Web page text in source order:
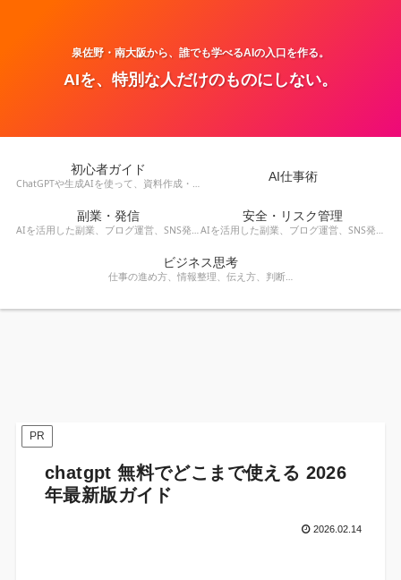
泉佐野・南大阪から、誰でも学べるAIの入口を作る。
AIを、特別な人だけのものにしない。
初心者ガイド
ChatGPTや生成AIを使って、資料作成・メール・会議・業務改善を効率化する方法を紹介します。 AI仕事術
副業・発信
AIを活用した副業、ブログ運営、SNS発信、収益化のアイデアを発信します。
安全・リスク管理
AIを活用した副業、ブログ運営、SNS発信、コンテンツ作成、収益化の方法を紹介します。
ビジネス思考
仕事の進め方、情報整理、伝え方、判断力など、AI時代に役立つビジネス思考を解説します。
PR
chatgpt 無料でどこまで使える 2026
年最新版ガイド
2026.02.14